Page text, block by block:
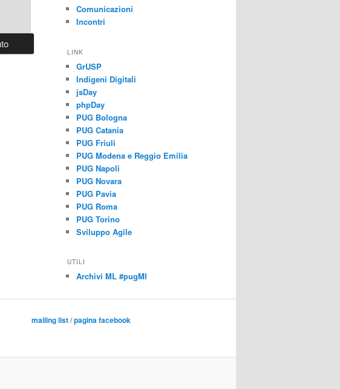
Comunicazioni
Incontri
LINK
GrUSP
Indigeni Digitali
jsDay
phpDay
PUG Bologna
PUG Catania
PUG Friuli
PUG Modena e Reggio Emilia
PUG Napoli
PUG Novara
PUG Pavia
PUG Roma
PUG Torino
Sviluppo Agile
UTILI
Archivi ML #pugMI
mailing list/pagina facebook